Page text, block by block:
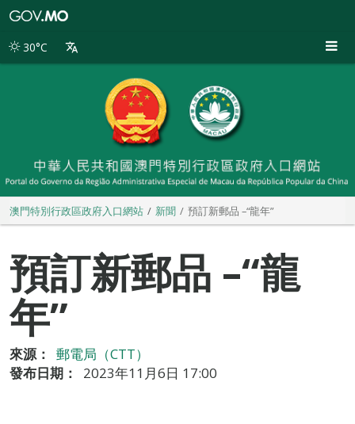
別
30°C
澳門特別行政區政府入口網站 新聞 預訂新郵品 –“龍年”
預訂新郵品 –“龍
年”
來源：
郵電局（CTT）
發布日期：
2023年11月6日 17:00